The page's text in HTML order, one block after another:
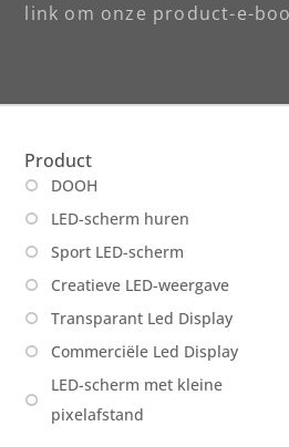
link om onze product-e-
Product
DOOH
LED-scherm huren
Sport LED-scherm
Creatieve LED-weergave
Transparant Led Display
Commerciële Led Display
LED-scherm met kleine
pixelafstand